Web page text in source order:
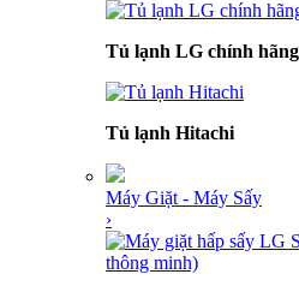
Tủ lạnh LG chính hãng
Tủ lạnh Hitachi
Máy Giặt - Máy Sấy
›